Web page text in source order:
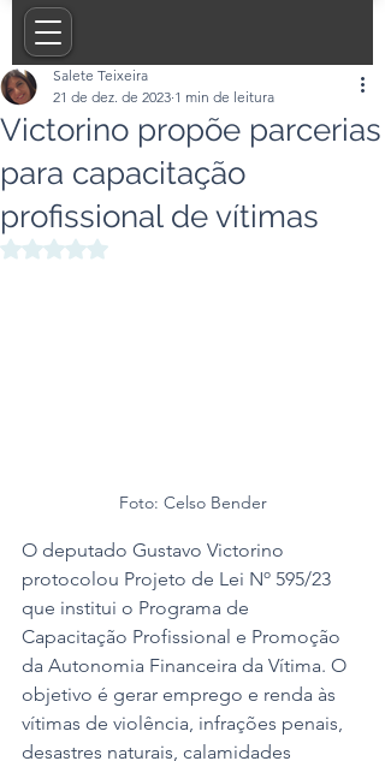
Victorino propõe parcerias
para capacitação
profissional de vítimas
Salete Teixeira
21 de dez. de 2023 1 min de leitura
Avaliado com NaN de 5 estrelas.
Foto: Celso Bender
O deputado Gustavo Victorino
protocolou Projeto de Lei Nº 595/23
que institui o Programa de
Capacitação Profissional e Promoção
da Autonomia Financeira da Vítima. O
objetivo é gerar emprego e renda às
vítimas de violência, infrações penais,
desastres naturais, calamidades